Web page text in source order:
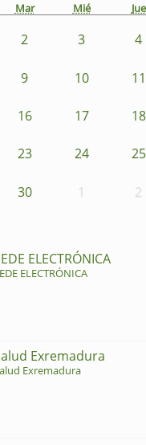
Mar Mié Jue
2 3 4
9 10 11
16 17 18
23 24 25
30 1 2
ELECTRÓNICA
ELECTRÓNICA
Exremadura
Exremadura